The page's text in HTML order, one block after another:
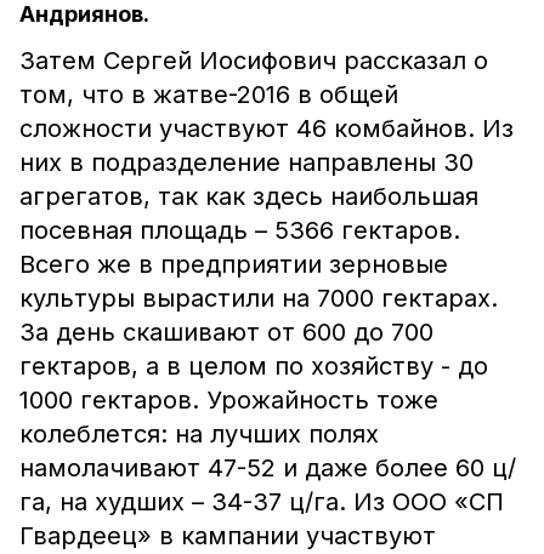
Андриянов.
Затем Сергей Иосифович рассказал о
том, что в жатве-2016 в общей
сложности участвуют 46 комбайнов. Из
них в подразделение направлены 30
агрегатов, так как здесь наибольшая
посевная площадь – 5366 гектаров.
Всего же в предприятии зерновые
культуры вырастили на 7000 гектарах.
За день скашивают от 600 до 700
гектаров, а в целом по хозяйству - до
1000 гектаров. Урожайность тоже
колеблется: на лучших полях
намолачивают 47-52 и даже более 60 ц/
га, на худших – 34-37 ц/га. Из ООО «СП
Гвардеец» в кампании участвуют